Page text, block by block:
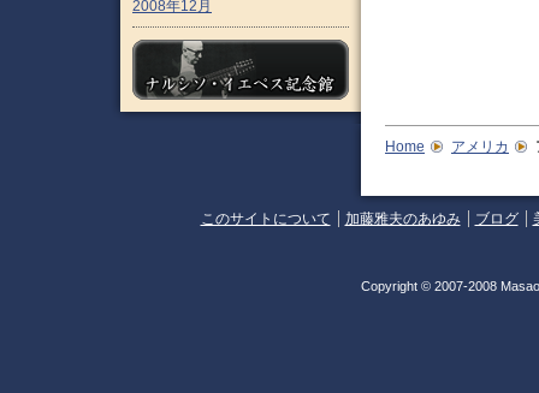
2008年12月
Home アメリカ
このサイトについて 加藤雅夫のあゆみ ブログ
Copyright © 2007-2008